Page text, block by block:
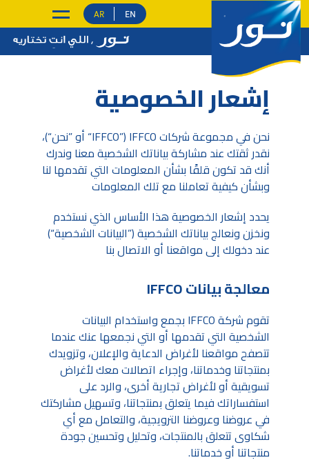
AR EN
إشعار الخصوصية
نحن في مجموعة شركات IFFCO (”IFFCO“ أو ”نحن“)،
نقدر ثقتك عند مشاركة بياناتك الشخصية معنا وندرك
أنك قد تكون قلقًا بشأن المعلومات التي تقدمها لنا
وبشأن كيفية تعاملنا مع تلك المعلومات
يحدد إشعار الخصوصية هذا الأساس الذي نستخدم
ونخزن ونعالج بياناتك الشخصية (”البيانات الشخصية“)
عند دخولك إلى مواقعنا أو الاتصال بنا
معالجة بيانات IFFCO
تقوم شركة IFFCO بجمع واستخدام البيانات
الشخصية التي تقدمها أو التي نجمعها عنك عندما
تتصفح مواقعنا لأغراض الدعاية والإعلان، وتزويدك
بمنتجاتنا وخدماتنا، وإجراء اتصالات معك لأغراض
تسويقية أو لأغراض تجارية أخرى، والرد على
استفساراتك فيما يتعلق بمنتجاتنا، وتسهيل مشاركتك
في عروضنا وعروضنا الترويجية، والتعامل مع أي
شكاوى تتعلق بالمنتجات، وتحليل وتحسين جودة
منتجاتنا أو خدماتنا.